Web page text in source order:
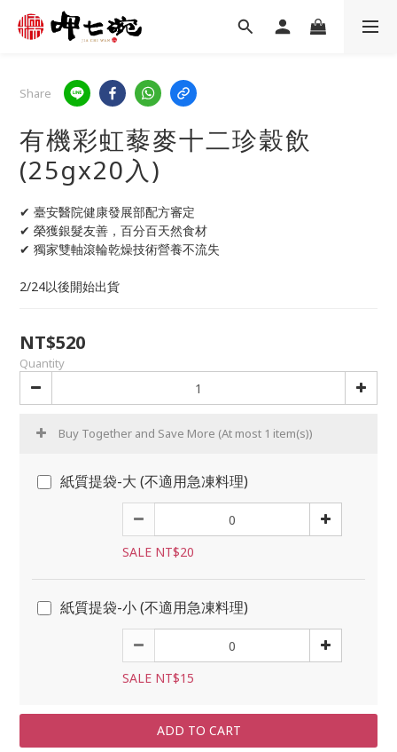
Share
有機彩虹藜麥十二珍穀飲
(25gx20入)
✔ 臺安醫院健康發展部配方審定
✔ 榮獲銀髮友善，百分百天然食材
✔ 獨家雙軸滾輪乾燥技術營養不流失
2/24以後開始出貨
NT$520
Quantity
Buy Together and Save More (At most 1 item(s))
紙質提袋-大 (不適用急凍料理)
SALE NT$20
紙質提袋-小 (不適用急凍料理)
SALE NT$15
ADD TO CART